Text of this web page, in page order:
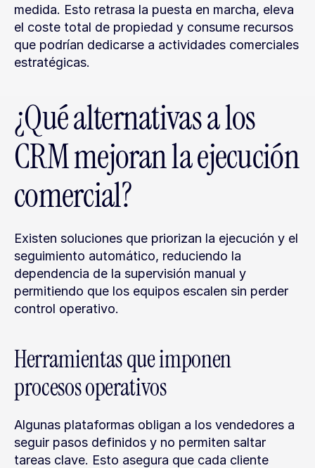
medida. Esto retrasa la puesta en marcha, eleva
el coste total de propiedad y consume recursos
que podrían dedicarse a actividades comerciales
estratégicas.
¿Qué alternativas a los
CRM mejoran la ejecución
comercial?
Existen soluciones que priorizan la ejecución y el
seguimiento automático, reduciendo la
dependencia de la supervisión manual y
permitiendo que los equipos escalen sin perder
control operativo.
Herramientas que imponen
procesos operativos
Algunas plataformas obligan a los vendedores a
seguir pasos definidos y no permiten saltar
tareas clave. Esto asegura que cada cliente